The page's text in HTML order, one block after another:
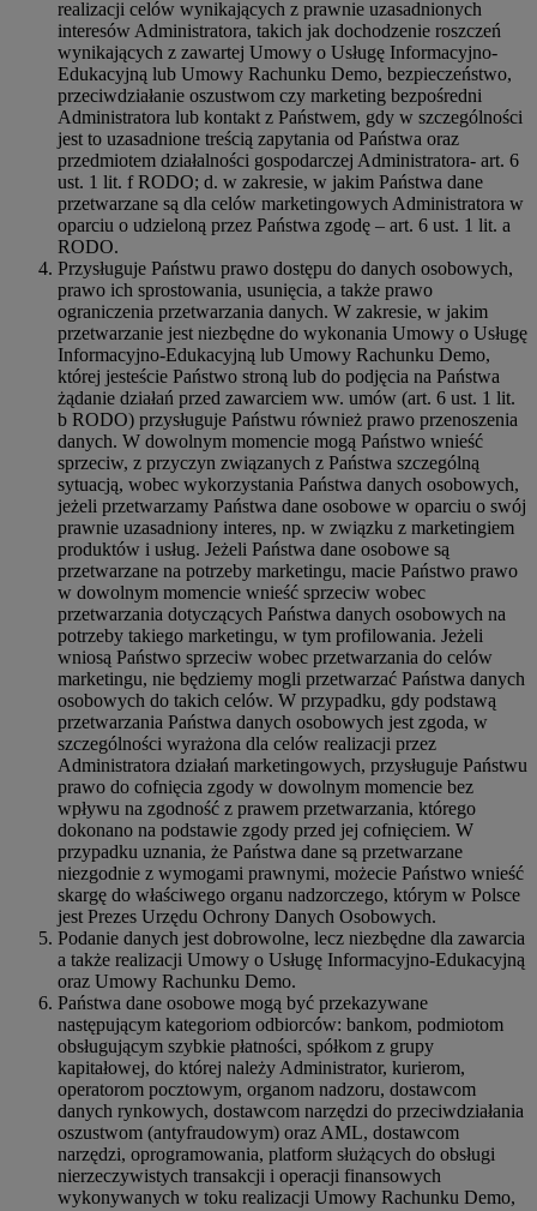
realizacji celów wynikających z prawnie uzasadnionych
interesów Administratora, takich jak dochodzenie roszczeń
wynikających z zawartej Umowy o Usługę Informacyjno-
Edukacyjną lub Umowy Rachunku Demo, bezpieczeństwo,
przeciwdziałanie oszustwom czy marketing bezpośredni
Administratora lub kontakt z Państwem, gdy w szczególności
jest to uzasadnione treścią zapytania od Państwa oraz
przedmiotem działalności gospodarczej Administratora- art. 6
ust. 1 lit. f RODO; d. w zakresie, w jakim Państwa dane
przetwarzane są dla celów marketingowych Administratora w
oparciu o udzieloną przez Państwa zgodę – art. 6 ust. 1 lit. a
RODO.
Przysługuje Państwu prawo dostępu do danych osobowych,
prawo ich sprostowania, usunięcia, a także prawo
ograniczenia przetwarzania danych. W zakresie, w jakim
przetwarzanie jest niezbędne do wykonania Umowy o Usługę
Informacyjno-Edukacyjną lub Umowy Rachunku Demo,
której jesteście Państwo stroną lub do podjęcia na Państwa
żądanie działań przed zawarciem ww. umów (art. 6 ust. 1 lit.
b RODO) przysługuje Państwu również prawo przenoszenia
danych. W dowolnym momencie mogą Państwo wnieść
sprzeciw, z przyczyn związanych z Państwa szczególną
sytuacją, wobec wykorzystania Państwa danych osobowych,
jeżeli przetwarzamy Państwa dane osobowe w oparciu o swój
prawnie uzasadniony interes, np. w związku z marketingiem
produktów i usług. Jeżeli Państwa dane osobowe są
przetwarzane na potrzeby marketingu, macie Państwo prawo
w dowolnym momencie wnieść sprzeciw wobec
przetwarzania dotyczących Państwa danych osobowych na
potrzeby takiego marketingu, w tym profilowania. Jeżeli
wniosą Państwo sprzeciw wobec przetwarzania do celów
marketingu, nie będziemy mogli przetwarzać Państwa danych
osobowych do takich celów. W przypadku, gdy podstawą
przetwarzania Państwa danych osobowych jest zgoda, w
szczególności wyrażona dla celów realizacji przez
Administratora działań marketingowych, przysługuje Państwu
prawo do cofnięcia zgody w dowolnym momencie bez
wpływu na zgodność z prawem przetwarzania, którego
dokonano na podstawie zgody przed jej cofnięciem. W
przypadku uznania, że Państwa dane są przetwarzane
niezgodnie z wymogami prawnymi, możecie Państwo wnieść
skargę do właściwego organu nadzorczego, którym w Polsce
jest Prezes Urzędu Ochrony Danych Osobowych.
Podanie danych jest dobrowolne, lecz niezbędne dla zawarcia
a także realizacji Umowy o Usługę Informacyjno-Edukacyjną
oraz Umowy Rachunku Demo.
Państwa dane osobowe mogą być przekazywane
następującym kategoriom odbiorców: bankom, podmiotom
obsługującym szybkie płatności, spółkom z grupy
kapitałowej, do której należy Administrator, kurierom,
operatorom pocztowym, organom nadzoru, dostawcom
danych rynkowych, dostawcom narzędzi do przeciwdziałania
oszustwom (antyfraudowym) oraz AML, dostawcom
narzędzi, oprogramowania, platform służących do obsługi
nierzeczywistych transakcji i operacji finansowych
wykonywanych w toku realizacji Umowy Rachunku Demo,